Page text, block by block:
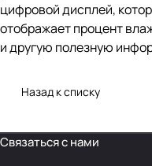
цифровой дисплей,
отображает процент
и другую полезную
Назад к списку
Связаться с нами